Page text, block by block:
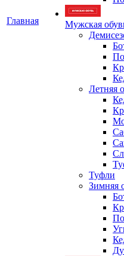
Главная
Мужская
Летняя
Туфли
Зимняя